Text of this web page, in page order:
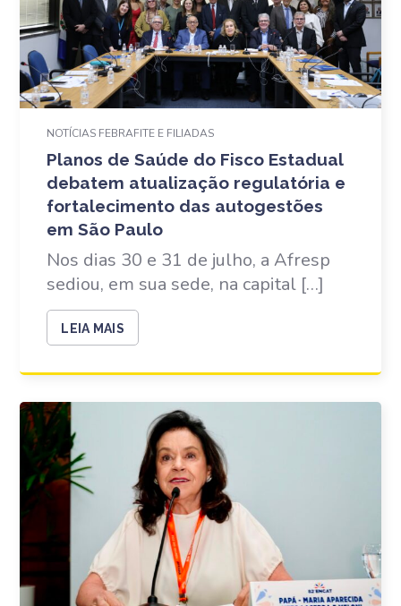
NOTÍCIAS FEBRAFITE E FILIADAS
Planos de Saúde do Fisco Estadual
debatem atualização regulatória e
fortalecimento das autogestões
em São Paulo
Nos dias 30 e 31 de julho, a Afresp
sediou, em sua sede, na capital […]
LEIA MAIS